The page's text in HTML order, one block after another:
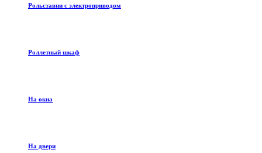
Рольставни с электроприводом
Роллетный шкаф
На окна
На двери